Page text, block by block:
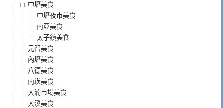
中壢美食
中壢夜市美食
南亞美食
太子鎮美食
元智美食
內壢美食
八德美食
南崁美食
大湳市場美食
大溪美食